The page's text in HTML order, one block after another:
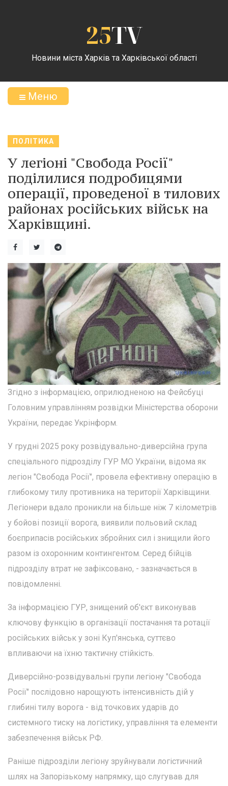
25TV
Новини міста Харків та Харківської області
Меню
ПОЛІТИКА
У легіоні "Свобода Росії"
поділилися подробицями
операції, проведеної в тилових
районах російських військ на
Харківщині.
Згідно з інформацією, оприлюдненою на Фейсбуці
Головним управлінням розвідки Міністерства оборони
України, передає Укрінформ.
У грудні 2025 року розвідувально-диверсійна група
спеціального підрозділу ГУР МО України, відома як
легіон "Свобода Росії", провела ефективну операцію в
глибокому тилу противника на території Харківщини.
Легіонери вдало проникли на більше ніж 7 кілометрів
у бойові позиції ворога, виявили польовий склад
боєприпасів російських збройних сил і знищили його
разом із охоронним контингентом. Серед бійців
підрозділу втрат не зафіксовано, - зазначається в
повідомленні.
За інформацією ГУР, знищений об'єкт виконував
ключову функцію в організації постачання та ротації
російських військ у зоні Куп'янська, суттєво
впливаючи на їхню тактичну стійкість.
Диверсійно-розвідувальні групи легіону "Свобода
Росії" послідовно нарощують інтенсивність дій у
глибині тилу ворога - від точкових ударів до
системного тиску на логістику, управління та елементи
забезпечення військ РФ.
Раніше підрозділи легіону зруйнували логістичний
шлях на Запорізькому напрямку, що слугував для